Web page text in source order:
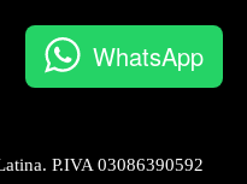
WhatsApp
P.IVA 03086390592